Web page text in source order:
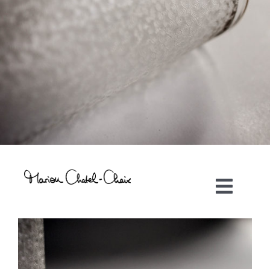
Artiste plasticienne
Collaborations